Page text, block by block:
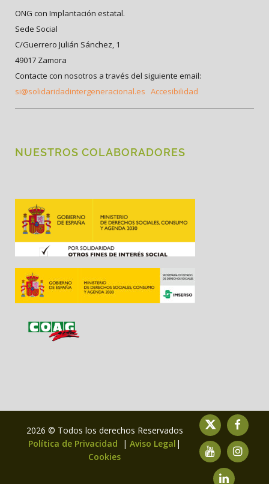
ONG con Implantación estatal.
Sede Social
C/Guerrero Julián Sánchez, 1
49017 Zamora
Contacte con nosotros a través del siguiente email:
si@solidaridadintergeneracional.es Accesibilidad
NUESTROS COLABORADORES
2026 © Todos los derechos Reservados
Política de Privacidad
| Aviso Legal |
Cookies